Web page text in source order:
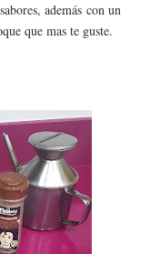
además con un
que mas te guste.